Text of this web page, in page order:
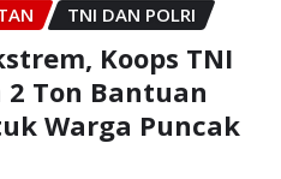
TNI DAN POLRI
Koops TNI
Ton Bantuan
Warga Puncak